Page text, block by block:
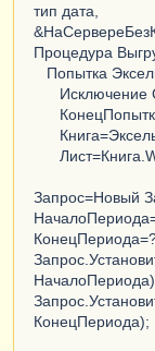
тип дата,
Процедура
Попытка
Исключение
Запрос=Новый
КонецПериода);